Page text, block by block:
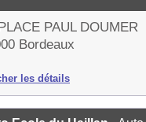
PAUL DOUMER
Bordeaux
les détails